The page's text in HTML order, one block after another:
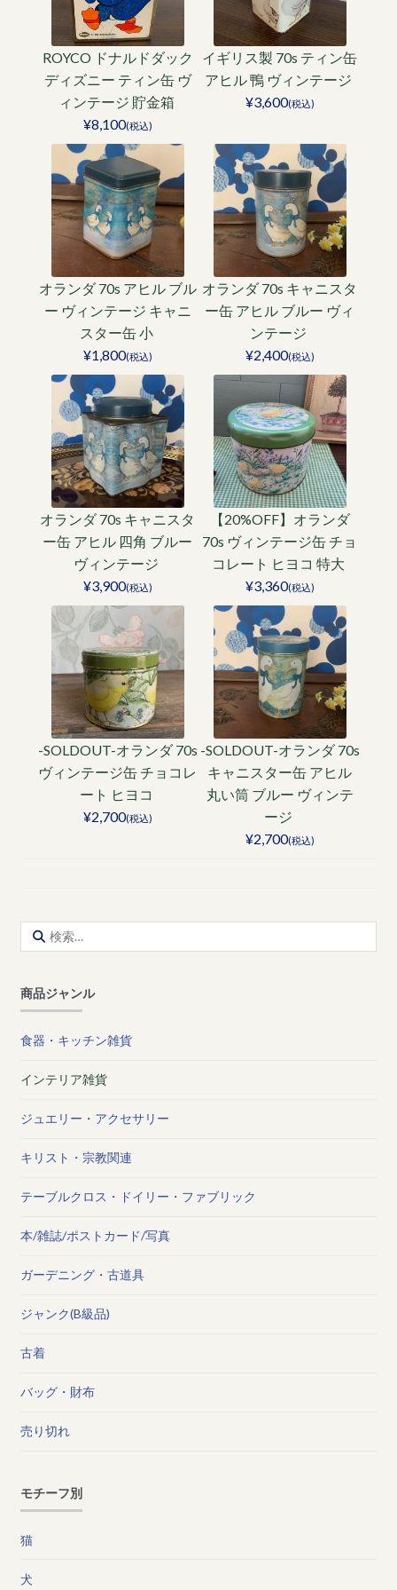
ROYCO ドナルドダック
ディズニー ティン缶 ヴ
ィンテージ 貯金箱
¥8,100(税込)
イギリス製 70s ティン缶
アヒル 鴨 ヴィンテージ
¥3,600(税込)
オランダ 70s アヒル ブル
ー ヴィンテージ キャニ
スター缶 小
¥1,800(税込)
オランダ 70s キャニスタ
ー缶 アヒル ブルー ヴィ
ンテージ
¥2,400(税込)
オランダ 70s キャニスタ
ー缶 アヒル 四角 ブルー
ヴィンテージ
¥3,900(税込)
【20%OFF】オランダ
70s ヴィンテージ缶 チョ
コレート ヒヨコ 特大
¥3,360(税込)
-SOLDOUT-オランダ 70s
ヴィンテージ缶 チョコレ
ート ヒヨコ
¥2,700(税込)
-SOLDOUT-オランダ 70s
キャニスター缶 アヒル
丸い筒 ブルー ヴィンテ
ージ
¥2,700(税込)
索:
商品ジャンル
食器・キッチン雑貨
インテリア雑貨
ジュエリー・アクセサリー
キリスト・宗教関連
テーブルクロス・ドイリー・ファブリック
本/雑誌/ポストカード/写真
ガーデニング・古道具
ジャンク(B級品)
古着
バッグ・財布
売り切れ
モチーフ別
猫
犬